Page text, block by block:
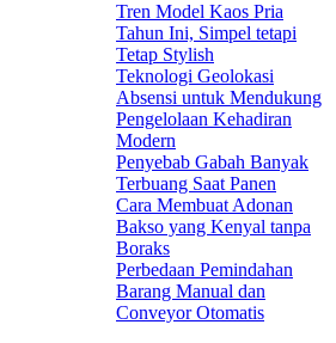
Tren Model Kaos Pria
Tahun Ini, Simpel tetapi
Tetap Stylish
Teknologi Geolokasi
Absensi untuk Mendukung
Pengelolaan Kehadiran
Modern
Penyebab Gabah Banyak
Terbuang Saat Panen
Cara Membuat Adonan
Bakso yang Kenyal tanpa
Boraks
Perbedaan Pemindahan
Barang Manual dan
Conveyor Otomatis